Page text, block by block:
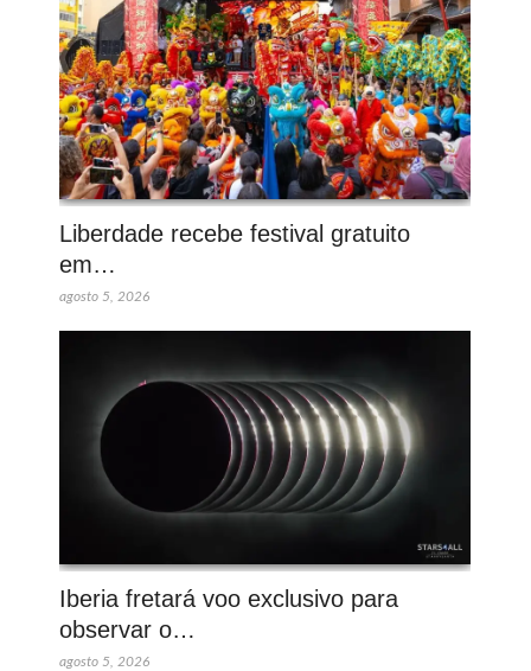
Liberdade recebe festival gratuito
em…
agosto 5, 2026
Iberia fretará voo exclusivo para
observar o…
agosto 5, 2026